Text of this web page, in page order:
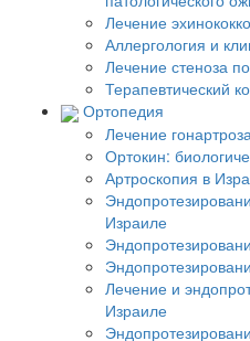
Лечение
Аллергология и
Лечение стеноза
Терапевтический
Ортопедия
Лечение
Ортокин:
Артроскопия в
Израиле
Лечение и
Израиле